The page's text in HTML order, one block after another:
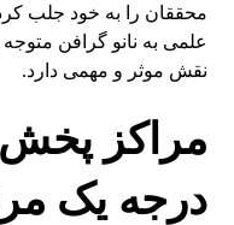
محققان را به خود جلب
علمی به نانو گرافن
نقش موثر و مهمی دارد.
مراکز پخش
درجه یک